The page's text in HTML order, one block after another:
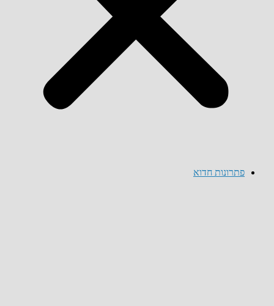
פתרונות חדוא